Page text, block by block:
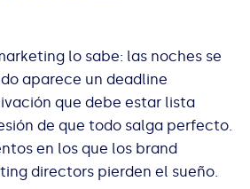
lo sabe: las noches se
aparece un deadline
que debe estar lista
de que todo salga perfecto.
en los que los brand
directors pierden el sueño.